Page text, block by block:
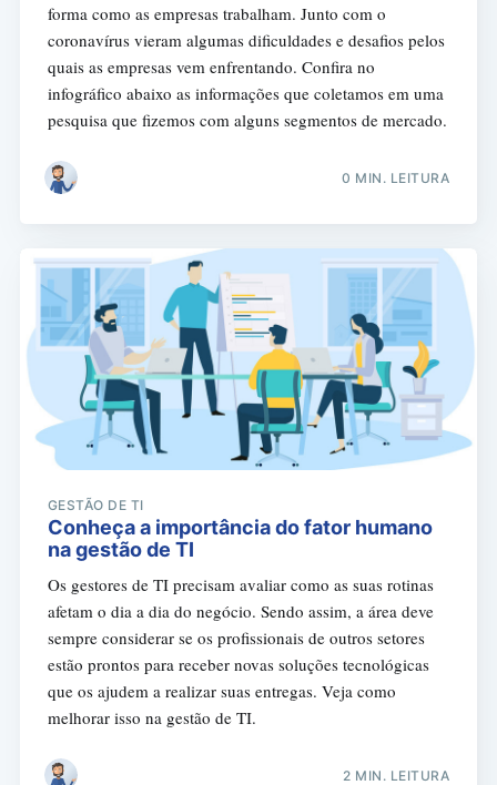
forma como as empresas trabalham. Junto com o
coronavírus vieram algumas dificuldades e desafios pelos
quais as empresas vem enfrentando. Confira no
infográfico abaixo as informações que coletamos em uma
pesquisa que fizemos com alguns segmentos de mercado.
0 MIN. LEITURA
GESTÃO DE TI
Conheça a importância do fator humano
na gestão de TI
Os gestores de TI precisam avaliar como as suas rotinas
afetam o dia a dia do negócio. Sendo assim, a área deve
sempre considerar se os profissionais de outros setores
estão prontos para receber novas soluções tecnológicas
que os ajudem a realizar suas entregas. Veja como
melhorar isso na gestão de TI.
2 MIN. LEITURA